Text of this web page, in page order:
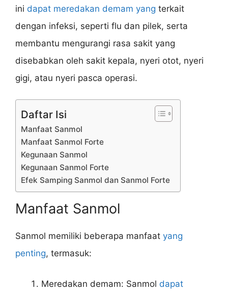
ini dapat meredakan demam yang terkait
dengan infeksi, seperti flu dan pilek, serta
membantu mengurangi rasa sakit yang
disebabkan oleh sakit kepala, nyeri otot, nyeri
gigi, atau nyeri pasca operasi.
Daftar Isi
Manfaat Sanmol
Manfaat Sanmol Forte
Kegunaan Sanmol
Kegunaan Sanmol Forte
Efek Samping Sanmol dan Sanmol Forte
Manfaat Sanmol
Sanmol memiliki beberapa manfaat yang
penting, termasuk:
Meredakan demam: Sanmol dapat